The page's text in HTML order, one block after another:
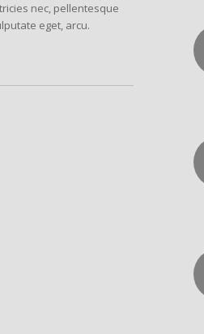
nec, pellentesque
eget, arcu.